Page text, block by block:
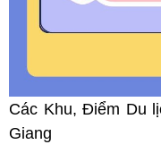
Các Khu, Điểm Du
Giang